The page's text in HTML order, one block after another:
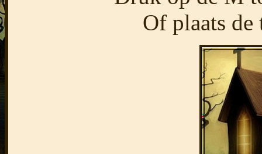
Of plaats de